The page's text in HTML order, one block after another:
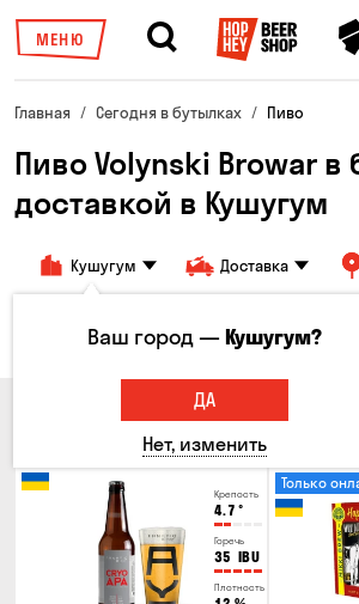
МЕНЮ
Главная Сегодня в бутылках Пиво
Пиво Volynski Browar в
доставкой в ​​Кушугум
Кушугум Доставка
Все товары Пиво Сидр
Крепость
4.7 °
Горечь
35 IBU
Плотность
Только
Ваш город —Кушугум?
ДА
Нет, изменить